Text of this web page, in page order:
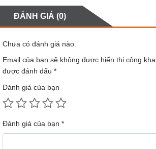
micro-SD và bên phải là nút nguồn.
Đặc biệt, phía dưới là đế cố
giúp cho việc lắp đặt trở nên
chóng hơn. Bên cạnh đó, kích
cũng khá nhỏ gọn chỉ 36.3 x 59.8
chỉ tiết kiệm diện tích bố trí, tránh
mà còn giúp người dùng có thể
ĐÁNH GIÁ (0)
Chưa có đánh giá nào.
Email của bạn sẽ không được hiển thị công
được đánh dấu *
Đánh giá của bạn
Đánh giá của bạn *